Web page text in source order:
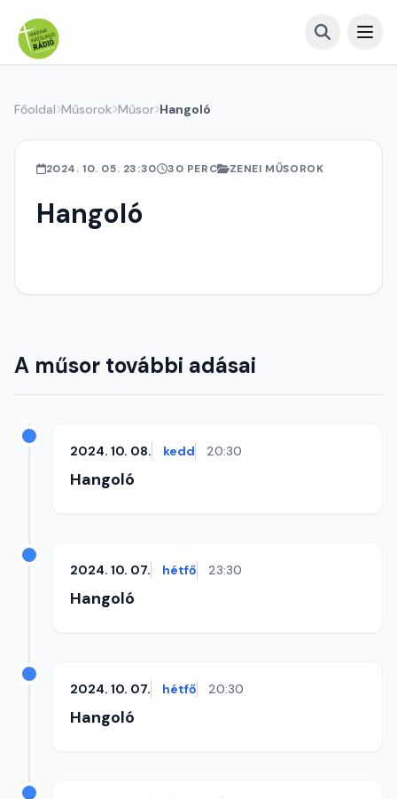
Főoldal Műsorok Műsor Hangoló
2024. 10. 05. 23:30 30 PERC ZENEI MŰSOROK
Hangoló
A műsor további adásai
2024. 10. 08. kedd 20:30
Hangoló
2024. 10. 07. hétfő 23:30
Hangoló
2024. 10. 07. hétfő 20:30
Hangoló